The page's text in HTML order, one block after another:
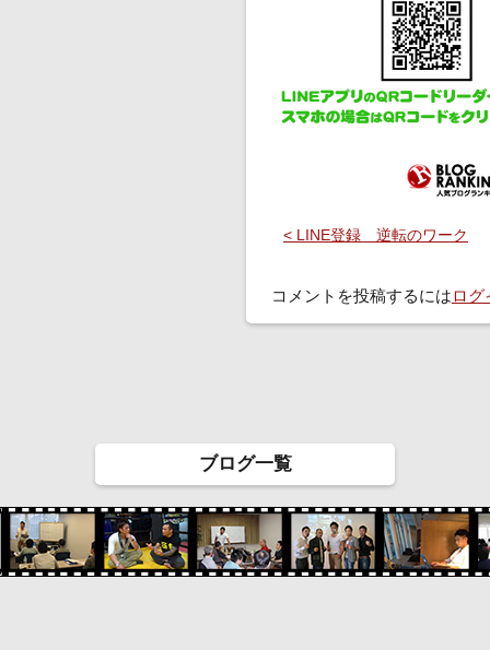
< LINE登録 逆転のワーク
コメントを投稿するにはログ
ブログ一覧